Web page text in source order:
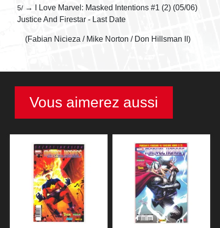
5/ → I Love Marvel: Masked Intentions #1 (2) (05/06)
Justice And Firestar - Last Date
(Fabian Nicieza / Mike Norton / Don Hillsman II)
Vous aimerez aussi